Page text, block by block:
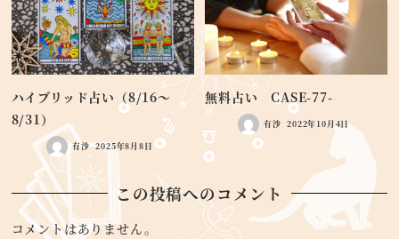
ハイブリッド占い（8/16～
8/31）
有沙 2025年8月8日
無料占い CASE-77-
有沙 2022年10月4日
この投稿へのコメント
コメントはありません。